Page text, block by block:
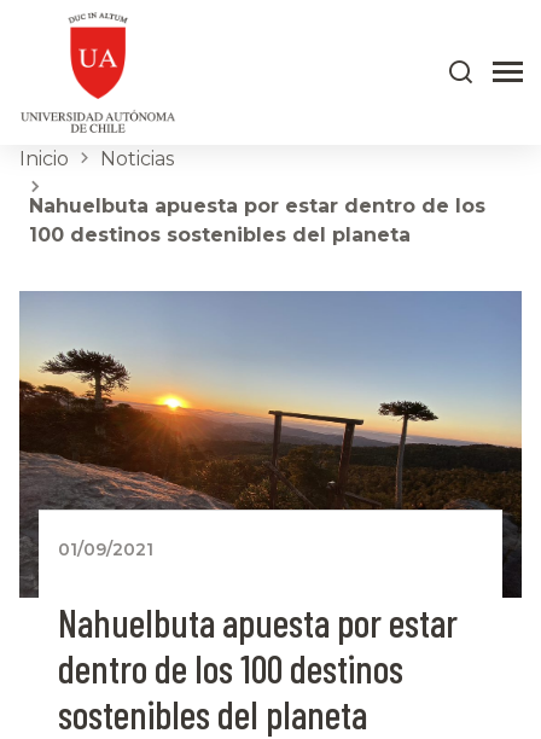
Inicio Noticias
Nahuelbuta apuesta por estar dentro de los
100 destinos sostenibles del planeta
01/09/2021
Nahuelbuta apuesta por estar
dentro de los 100 destinos
sostenibles del planeta